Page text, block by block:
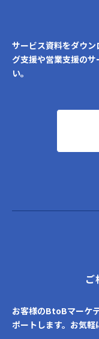
サービス資料をダウ
グ支援や営業支援の
い。
ご
お客様のBtoBマーケ
ポートします。お気軽